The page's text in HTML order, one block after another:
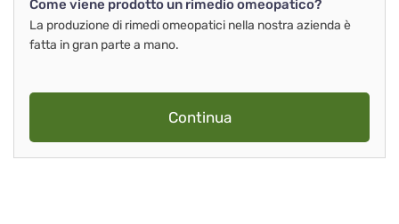
Come viene prodotto un rimedio omeopatico?
La produzione di rimedi omeopatici nella nostra azienda è
fatta in gran parte a mano.
Continua